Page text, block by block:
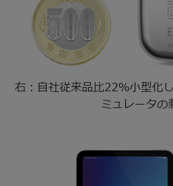
右：自社従来品比22％小型化
ミュレータの